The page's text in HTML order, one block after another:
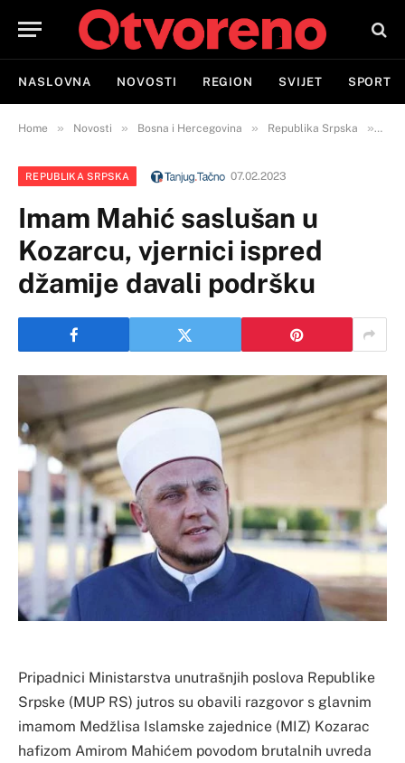
NASLOVNA NOVOSTI REGION SVIJET SPORT
Home » Novosti » Bosna i Hercegovina » Republika Srpska »
REPUBLIKA SRPSKA 07.02.2023
Imam Mahić saslušan u
Kozarcu, vjernici ispred
džamije davali podršku
Pripadnici Ministarstva unutrašnjih poslova Republike
Srpske (MUP RS) jutros su obavili razgovor s glavnim
imamom Medžlisa Islamske zajednice (MIZ) Kozarac
hafizom Amirom Mahićem povodom brutalnih uvreda